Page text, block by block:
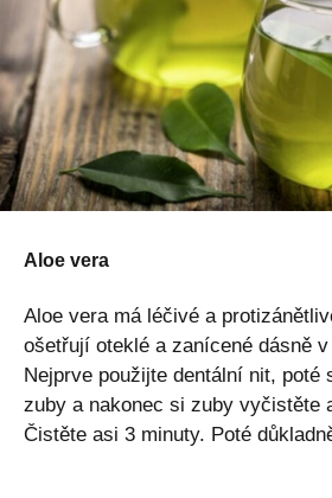
Aloe vera
Aloe vera má léčivé a
ošetřují oteklé a zanícené dásně
Nejprve použijte dentální nit, poté
zuby a nakonec si zuby vyčistěte
Čistěte asi 3 minuty. Poté